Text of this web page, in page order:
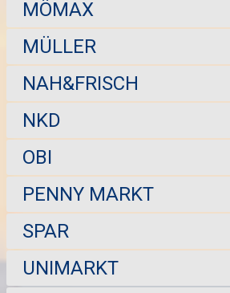
MÖMAX
MÜLLER
NAH&FRISCH
NKD
OBI
PENNY MARKT
SPAR
UNIMARKT